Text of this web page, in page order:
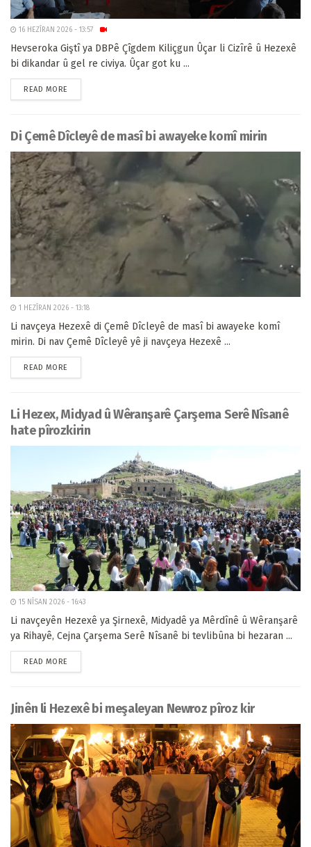
16 HEZÎRAN 2026 - 13:57
Hevseroka Giştî ya DBPê Çîgdem Kiliçgun Ûçar li Cizîrê û Hezexê
bi dikandar û gel re civiya. Ûçar got ku ...
READ MORE
Di Çemê Dîcleyê de masî bi awayeke komî mirin
1 HEZÎRAN 2026 - 13:18
Li navçeya Hezexê di Çemê Dîcleyê de masî bi awayeke komî
mirin. Di nav Çemê Dîcleyê yê ji navçeya Hezexê ...
READ MORE
Li Hezex, Midyad û Wêranşarê Çarşema Serê Nîsanê
hate pîrozkirin
15 NÎSAN 2026 - 16:43
Li navçeyên Hezexê ya Şirnexê, Midyadê ya Mêrdînê û Wêranşarê
ya Rihayê, Cejna Çarşema Serê Nîsanê bi tevlibûna bi hezaran ...
READ MORE
Jinên li Hezexê bi meşaleyan Newroz pîroz kir